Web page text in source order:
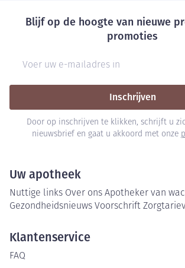
Blijf op de hoogte van nieuwe
promoties
Inschrijven
Door op inschrijven te klikken, schrijft u
nieuwsbrief en gaat u akkoord met onze
Uw apotheek
Nuttige links Over ons Apotheker van
Gezondheidsnieuws Voorschrift
Klantenservice
FAQ